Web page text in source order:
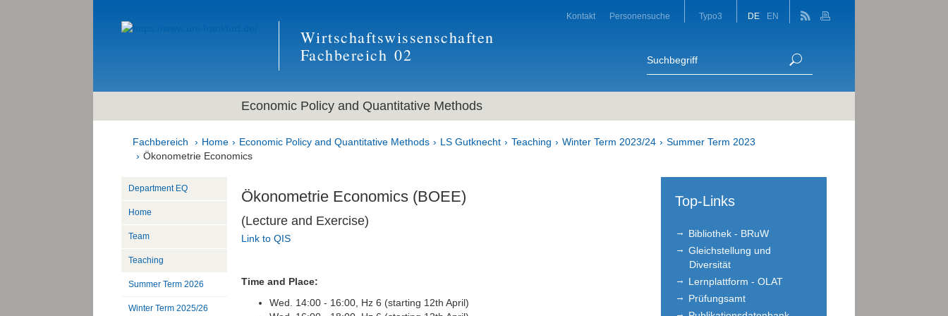
Wirtschaftswissenschaften
Fachbereich 02
Kontakt Personensuche Typo3 DE EN
Economic Policy and Quantitative Methods
Fachbereich Home Economic Policy and Quantitative Methods LS Gutknecht Teaching Winter Term 2023/24
Summer Term 2023
Ökonometrie Economics
Ökonometrie Economics (BOEE)
(Lecture and Exercise)
Link to QIS
Time and Place:
Wed. 14:00 - 16:00, Hz 6 (starting 12th April)
Department EQ
Home
Team
Teaching
Summer Term 2026
Winter Term 2025/26
Top-Links
Bibliothek - BRuW
Gleichstellung und
Diversität
Lernplattform - OLAT
Prüfungsamt